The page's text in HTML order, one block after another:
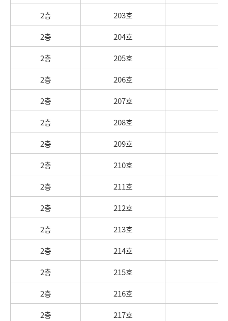
2층
203호
2층
204호
2층
205호
2층
206호
2층
207호
2층
208호
2층
209호
2층
210호
2층
211호
2층
212호
2층
213호
2층
214호
2층
215호
2층
216호
2층
217호